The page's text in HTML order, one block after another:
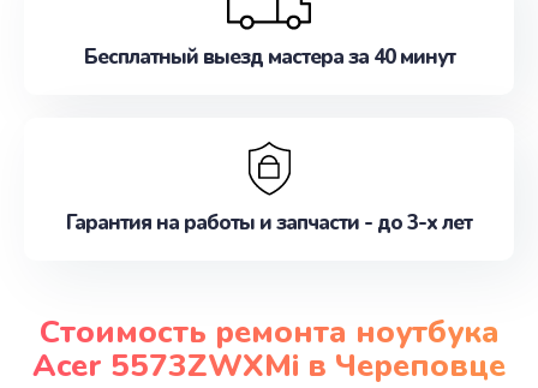
Бесплатный выезд мастера за 40 минут
Гарантия на работы и запчасти - до 3-х лет
Стоимость ремонта ноутбука
Acer 5573ZWXMi в Череповце